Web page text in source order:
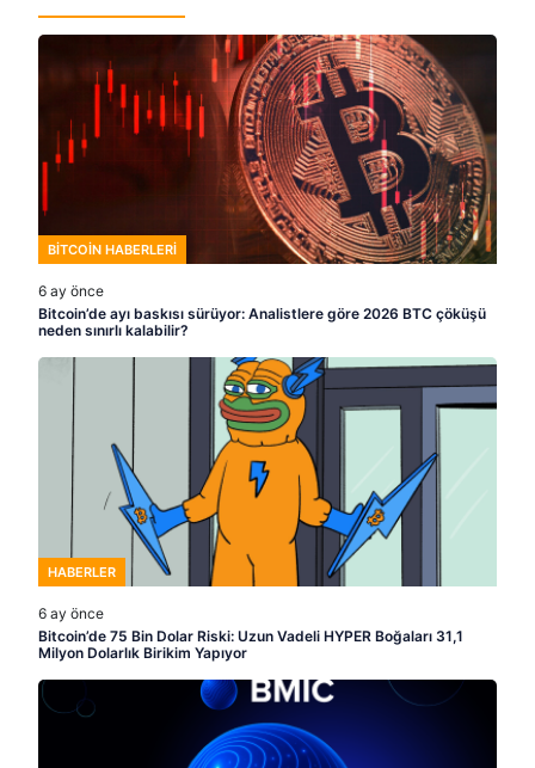
BITCOIN HABERLERI
6 ay önce
Bitcoin’de ayı baskısı sürüyor: Analistlere göre 2026 BTC çöküşü
neden sınırlı kalabilir?
HABERLER
6 ay önce
Bitcoin’de 75 Bin Dolar Riski: Uzun Vadeli HYPER Boğaları 31,1
Milyon Dolarlık Birikim Yapıyor